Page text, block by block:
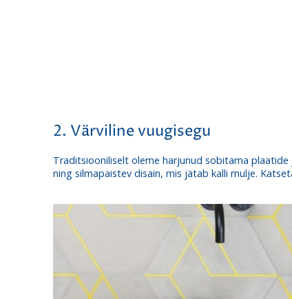
2. Värviline vuugisegu
Traditsiooniliselt oleme harjunud sobitama
ning silmapaistev disain, mis jätab kalli mulje.